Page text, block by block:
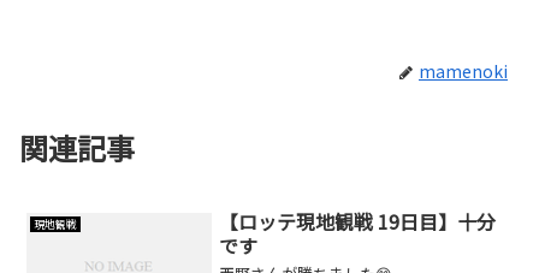
mamenoki
関連記事
現地観戦
【ロッテ現地観戦 19日目】十分
です